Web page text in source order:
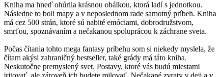
Kniha ma hneď ohúrila krásnou obálkou, ktorá ladí s jednotkou.
Následne to boli mapy a v neposlednom rade samotný príbeh. Kniha
má cez 500 strán, ktoré sú nabité emóciami, dobrodružstvom,
smrťou, spoznávaním a nečakanou spoluprácou k záchrane sveta.
Počas čítania tohto mega fantasy príbehu som si niekedy myslela, že
čítam akýsi zahraničný bestseller, také grády má táto kniha.
Neskutočne premyslený svet. Postavy, ktoré vás budú miestami